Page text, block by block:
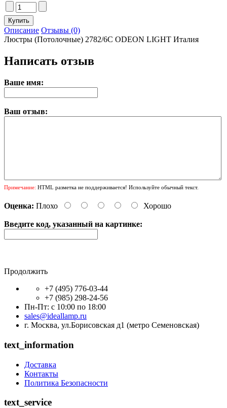
Описание Отзывы (0)
Люстры (Потолочные) 2782/6C ODEON LIGHT Италия
Написать отзыв
Ваше имя:
Ваш отзыв:
Примечание: HTML разметка не поддерживается! Используйте обычный текст.
Оценка: Плохо Хорошо
Введите код, указанный на картинке:
Продолжить
+7 (495) 776-03-44
+7 (985) 298-24-56
Пн-Пт: с 10:00 по 18:00
sales@ideallamp.ru
г. Москва, ул.Борисовская д1 (метро Семеновская)
text_information
Доставка
Контакты
Политика Безопасности
text_service